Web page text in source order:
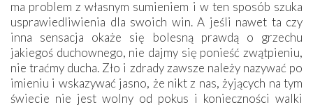
ma problem z własnym sumieniem i w ten sposób szuka
usprawiedliwienia dla swoich win. A jeśli nawet ta czy
inna sensacja okaże się bolesną prawdą o grzechu
jakiegoś duchownego, nie dajmy się ponieść zwątpieniu,
nie traćmy ducha. Zło i zdrady zawsze należy nazywać po
imieniu i wskazywać jasno, że nikt z nas, żyjących na tym
świecie nie jest wolny od pokus i konieczności walki